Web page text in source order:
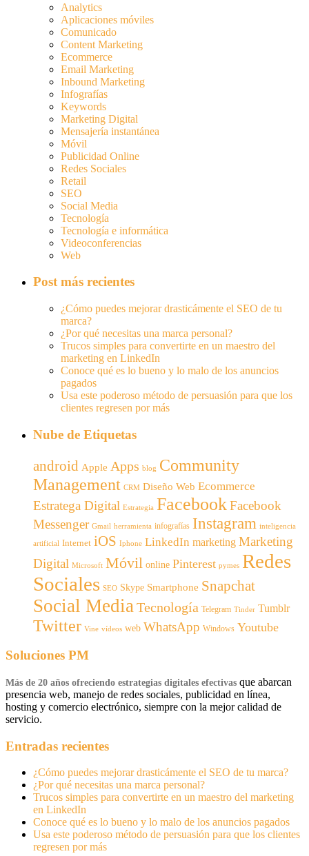
Analytics
Aplicaciones móviles
Comunicado
Content Marketing
Ecommerce
Email Marketing
Inbound Marketing
Infografías
Keywords
Marketing Digital
Mensajería instantánea
Móvil
Publicidad Online
Redes Sociales
Retail
SEO
Social Media
Tecnología
Tecnología e informática
Videoconferencias
Web
Post más recientes
¿Cómo puedes mejorar drasticámente el SEO de tu
marca?
¿Por qué necesitas una marca personal?
Trucos simples para convertirte en un maestro del
marketing en LinkedIn
Conoce qué es lo bueno y lo malo de los anuncios
pagados
Usa este poderoso método de persuasión para que los
clientes regresen por más
Nube de Etiquetas
android Apple Apps blog Community
Management CRM Diseño Web Ecommerce
Estratega Digital Estrategia FacebookFacebook
Messenger Gmail herramienta infografías Instagram inteligencia
artificial Internet iOS Iphone LinkedIn marketing Marketing
Digital Microsoft Móvil online Pinterest pymes Redes
Sociales SEO Skype Smartphone Snapchat
Social Media Tecnología Telegram Tinder Tumblr
Twitter Vine vídeos web WhatsApp Windows Youtube
Soluciones PM
Más de 20 años ofreciendo estrategias digitales efectivas que abarcan
presencia web, manejo de redes sociales, publicidad en línea,
hosting y comercio electrónico, siempre con la mejor calidad de
servicio.
Entradas recientes
¿Cómo puedes mejorar drasticámente el SEO de tu marca?
¿Por qué necesitas una marca personal?
Trucos simples para convertirte en un maestro del marketing
en LinkedIn
Conoce qué es lo bueno y lo malo de los anuncios pagados
Usa este poderoso método de persuasión para que los clientes
regresen por más